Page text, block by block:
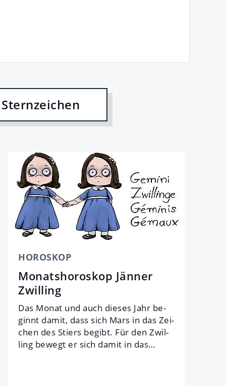
HOROSKOP
Monatshoroskop Jänner
Zwilling
Das Mo­nat und auch dieses Jahr be­
ginnt da­mit, dass sich Mars in das Zei­
chen des Stiers be­gibt. Für den Zwil­
ling be­wegt er sich da­mit in das…